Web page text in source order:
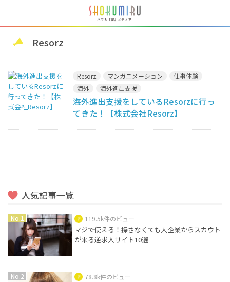
Resorz
Resorz マンガニメーション
仕事体験
海外
海外進出支援
海外進出支援をしているResorzに行っ
てきた！【株式会社Resorz】
人気記事一覧
119.5k件のビュー
マジで使える！探さなくても大企業からスカウト
が来る逆求人サイト10選
78.8k件のビュー